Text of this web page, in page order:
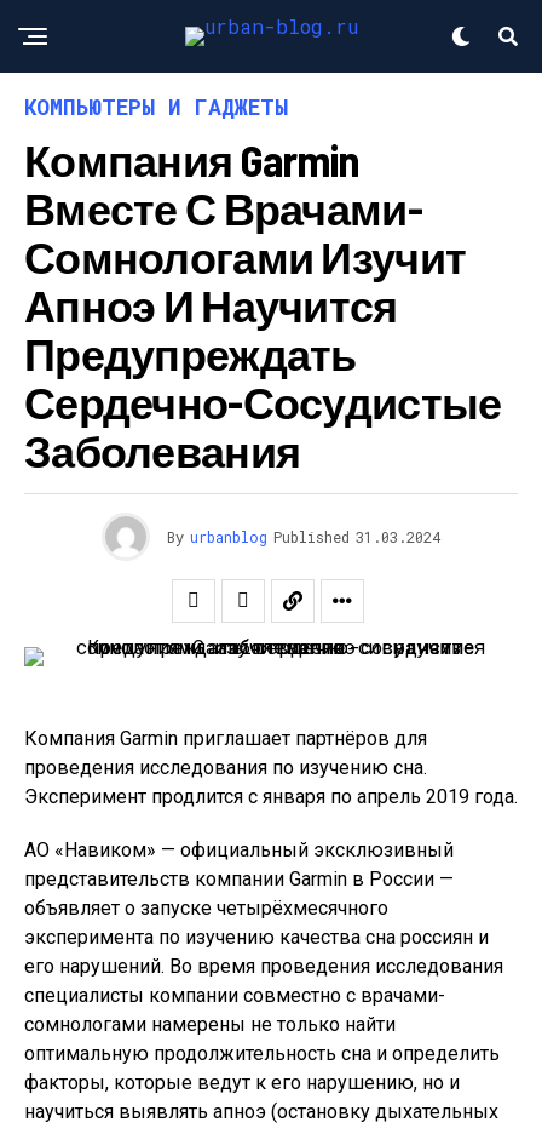
КОМПЬЮТЕРЫ И ГАДЖЕТЫ
Компания Garmin
Вместе С Врачами-
Сомнологами Изучит
Апноэ И Научится
Предупреждать
Сердечно-Сосудистые
Заболевания
By urbanblog Published 31.03.2024
Компания Garmin приглашает партнёров для
проведения исследования по изучению сна.
Эксперимент продлится с января по апрель 2019 года.
АО «Навиком» — официальный эксклюзивный
представительств компании Garmin в России —
объявляет о запуске четырёхмесячного
эксперимента по изучению качества сна россиян и
его нарушений. Во время проведения исследования
специалисты компании совместно с врачами-
сомнологами намерены не только найти
оптимальную продолжительность сна и определить
факторы, которые ведут к его нарушению, но и
научиться выявлять апноэ (остановку дыхательных